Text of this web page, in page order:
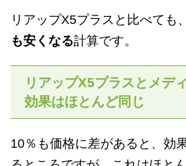
リアップX5プラスと比べても
も安くなる計算です。
リアップX5プラスとメデ
効果はほとんど同じ
10％も価格に差があると、効